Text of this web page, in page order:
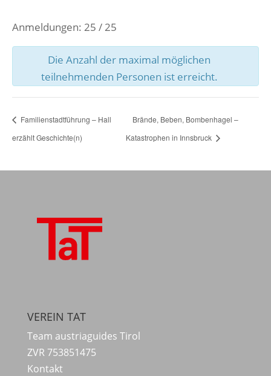
Anmeldungen: 25 / 25
Die Anzahl der maximal möglichen
teilnehmenden Personen ist erreicht.
Familienstadtführung – Hall
erzählt Geschichte(n)
Brände, Beben, Bombenhagel –
Katastrophen in Innsbruck
VEREIN TAT
Team austriaguides Tirol
ZVR 753851475
Kontakt